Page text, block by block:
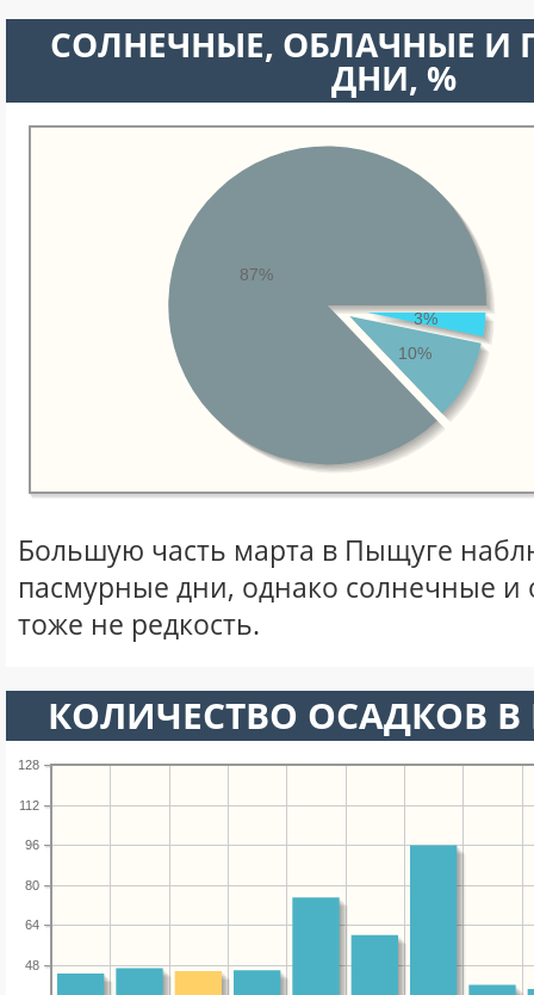
CОЛНЕЧНЫЕ, ОБЛАЧНЫЕ И
ДНИ, %
3%
10%
87%
Большую часть марта в Пыщуге
пасмурные дни, однако солнечные
тоже не редкость.
КОЛИЧЕСТВО ОСАДКОВ
48
64
80
96
112
128